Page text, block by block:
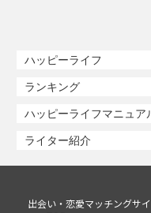
ハッピーライフ
ランキング
ハッピーライフマニュア
ライター紹介
出会い・恋愛マッチングサ